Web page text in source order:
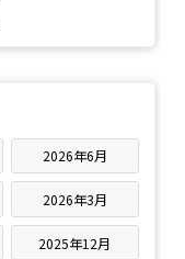
2026年6月
2026年3月
2025年12月